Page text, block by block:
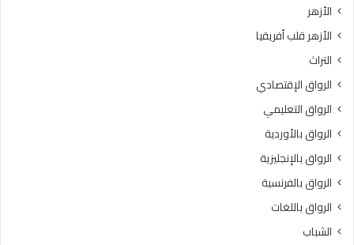
ع
ظ
م
ن
ف
يَّ
.
.
الأزهر
الأزهر قلب أفريقيا
التراث
الرواق الإقتصادي
الرواق التعليمي
الرواق بالأوردية
الرواق بالإنجليزية
الرواق بالفرنسية
الرواق باللغات
الشباب